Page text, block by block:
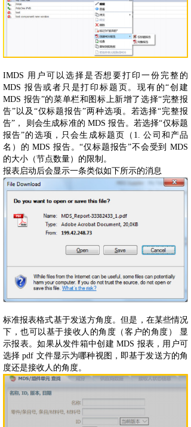
IMDS 用户可以选择是否想要打印一份完整的
MDS 报告或者只是打印标题页。现有的“创建
MDS 报告”的菜单栏和图标上新增了选择“完整报
告”以及“仅标题报告”两种选项。若选择“完整报
告”， 则会生成标准的 MDS 报告。若选择“仅标题
报告”的选项，只会生成标题页（1. 公司和产品
名）的 MDS 报告。“仅标题报告”不会受到 MDS
的大小（节点数量）的限制。
报表启动后会显示一条类似如下所示的消息
标准报表格式基于发送方角度。但是，在某些情况
下，也可以基于接收人的角度（客户的角度） 显
示报表。如果从发件箱中创建 MDS 报表，用户可
选择 pdf 文件显示为哪种视图，即基于发送方的角
度还是接收人的角度。